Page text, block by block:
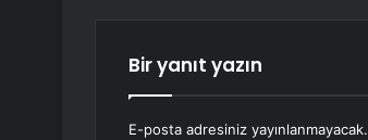
Bir yanıt yazın
E-posta adresiniz yayınlanmayacak.